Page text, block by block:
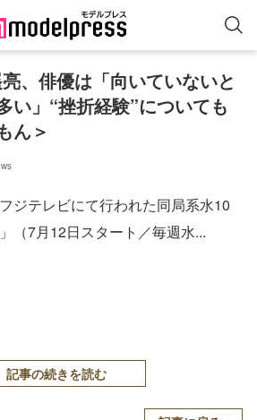
、俳優は「向いていないと
い」“挫折経験”についても
ん＞
ジテレビにて行われた同局系水10
（7月12日スタート／毎週水...
記事の続きを読む